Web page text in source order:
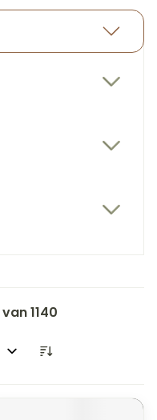
van1140